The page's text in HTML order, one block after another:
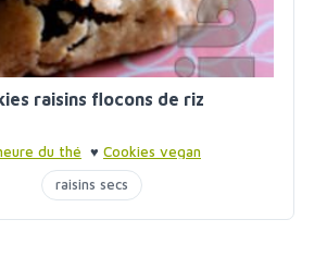
raisins flocons de riz
du thé ♥ Cookies vegan
raisins secs